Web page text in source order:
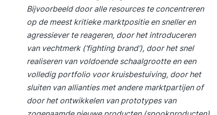
oefeningen & mini-cases Take aways (+
deelnemers gaan naar huis met eigen POP voor
besturen van AI Hoe bouw je een AI-oplossing?
Introductie van CRISP-DM als aanpak voor AI-
projecten Business understanding en
probleemdefinitie Dataverzameling en
datakwaliteit Modelontwikkeling en validatie
Overfitting, underfitting en bias herkennen
Bijvoorbeeld door alle resources te concentreren
op de meest kritieke marktpositie en sneller en
agressiever te reageren, door het introduceren
van vechtmerk (‘fighting brand’), door het snel
realiseren van voldoende schaalgrootte en een
volledig portfolio voor kruisbestuiving, door het
sluiten van allianties met andere marktpartijen of
door het ontwikkelen van prototypes van